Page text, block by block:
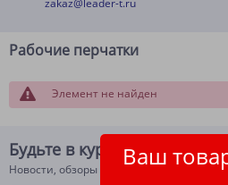
zakaz@leader-t.ru
Ваш
Рабочие перчатки
Элемент не найден
Будьте в курсе!
Новости, обзоры и акции